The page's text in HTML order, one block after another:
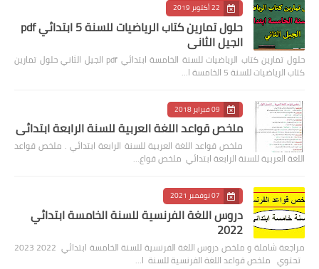
22 أكتوبر 2019
حلول تمارين كتاب الرياضيات للسنة 5 ابتدائي pdf
الجيل الثاني
حلول تمارين كتاب الرياضيات للسنة الخامسة ابتدائي pdf الجيل الثاني حلول تمارين
كتاب الرياضيات للسنة 5 الخامسة ا…
09 فبراير 2018
ملخص قواعد اللغة العربية للسنة الرابعة ابتدائي
ملخص قواعد اللغة العربية للسنة الرابعة ابتدائي . ملخص قواعد
اللغة العربية للسنة الرابعة ابتدائي ملخص قواع…
07 نوفمبر 2021
دروس اللغة الفرنسية للسنة الخامسة ابتدائي
2022
مراجعة شاملة و ملخص دروس اللغة الفرنسية للسنة الخامسة ابتدائي 2022 2023
تحتوي ملخص قواعد اللغة الفرنسية للسنة ا…